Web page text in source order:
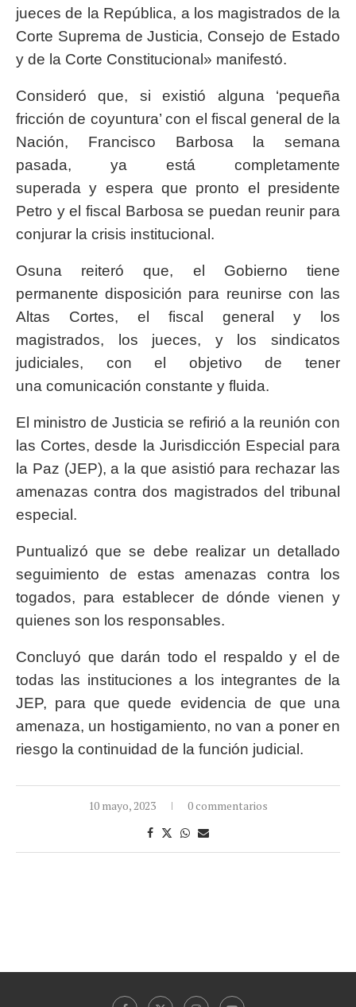
jueces de la República, a los magistrados de la
Corte Suprema de Justicia, Consejo de Estado
y de la Corte Constitucional» manifestó.
Consideró que, si existió alguna ‘pequeña
fricción de coyuntura’ con el fiscal general de la
Nación, Francisco Barbosa la semana
pasada, ya está completamente
superada y espera que pronto el presidente
Petro y el fiscal Barbosa se puedan reunir para
conjurar la crisis institucional.
Osuna reiteró que, el Gobierno tiene
permanente disposición para reunirse con las
Altas Cortes, el fiscal general y los
magistrados, los jueces, y los sindicatos
judiciales, con el objetivo de tener
una comunicación constante y fluida.
El ministro de Justicia se refirió a la reunión con
las Cortes, desde la Jurisdicción Especial para
la Paz (JEP), a la que asistió para rechazar las
amenazas contra dos magistrados del tribunal
especial.
Puntualizó que se debe realizar un detallado
seguimiento de estas amenazas contra los
togados, para establecer de dónde vienen y
quienes son los responsables.
Concluyó que darán todo el respaldo y el de
todas las instituciones a los integrantes de la
JEP, para que quede evidencia de que una
amenaza, un hostigamiento, no van a poner en
riesgo la continuidad de la función judicial.
10 mayo, 2023 0 commentarios